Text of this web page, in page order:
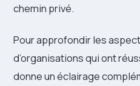
chemin privé.
Pour approfondir les
d’organisations qui ont
donne un éclairage